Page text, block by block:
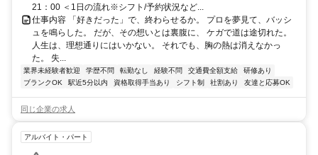
21：00 ＜1日の流れ※シフト/予約状況など...
仕事内容 「好きだった」で、終わらせるか。 プロを夢見て、バッシ
ュを鳴らした。 だが、その想いとは裏腹に、 ケガで道は途切れた。
人生は、理想通りにはいかない。 それでも、胸の熱は消えなかっ
た。 失...
業界未経験者歓迎 学歴不問 転勤なし 経験不問 交通費全額支給
研修あり
ブランクOK
駅近5分以内 資格取得手当あり シフト制 社割あり 友達と応募OK
同じ企業の求人
アルバイト・パート